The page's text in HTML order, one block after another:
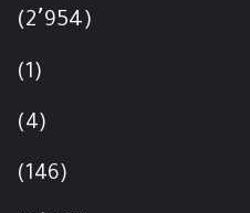
(2٬954)
(1)
(4)
(146)